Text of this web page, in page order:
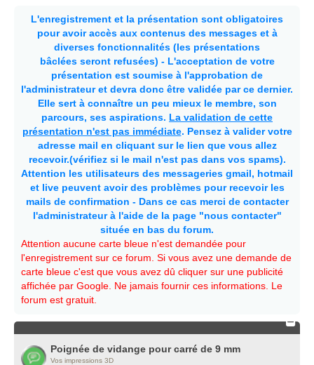
L'enregistrement et la présentation sont obligatoires
pour avoir accès aux contenus des messages et à
diverses fonctionnalités (les présentations
bâclées seront refusées) - L'acceptation de votre
présentation est soumise à l'approbation de
l'administrateur et devra donc être validée par ce dernier.
Elle sert à connaître un peu mieux le membre, son
parcours, ses aspirations. La validation de cette
présentation n'est pas immédiate. Pensez à valider votre
adresse mail en cliquant sur le lien que vous allez
recevoir.(vérifiez si le mail n'est pas dans vos spams).
Attention les utilisateurs des messageries gmail, hotmail
et live peuvent avoir des problèmes pour recevoir les
mails de confirmation - Dans ce cas merci de contacter
l'administrateur à l'aide de la page "nous contacter"
située en bas du forum.
Attention aucune carte bleue n'est demandée pour
l'enregistrement sur ce forum. Si vous avez une demande de
carte bleue c'est que vous avez dû cliquer sur une publicité
affichée par Google. Ne jamais fournir ces informations. Le
forum est gratuit.
Poignée de vidange pour carré de 9 mm
Vos impressions 3D